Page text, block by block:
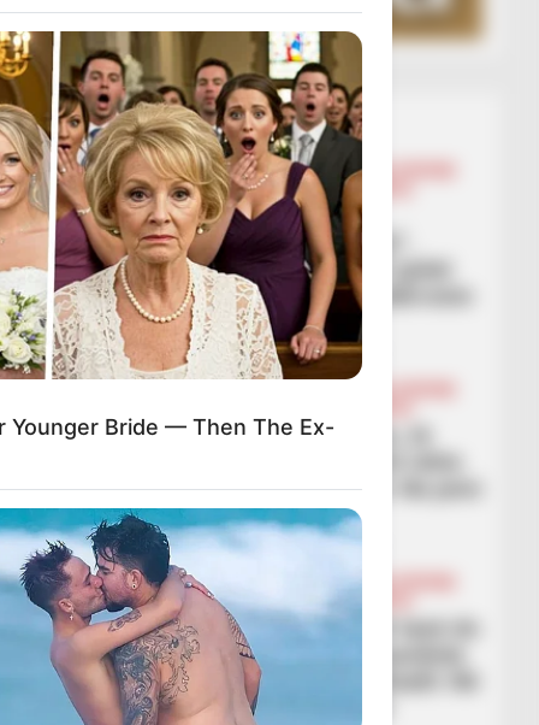
Lajmet më të lexuara
BALLINA BALLINA STATIKE BOTA STATIKE
CHAMPIONS LEAGUE
FUTBOLL BOTA
“Kisha kohë që nuk
argëtohesha kaq shumë”,
Valverde pasi i shënoi 3 golat
Sitit: Të gjithë do ta ëndërronin
një natë të tillë
March 12, 2026 Sport Ekspres
“Askush nuk besoi te ne, të
City”, Arbeloa krenohet: Ne jemi
Real Madridi
March 12, 2026 Sport Ekspres
BALLINA
BOTA STATIKE
CHAMPIONS LEAGUE
FUTBOLL BOTA
“Jam i bindur që tifozët tanë do
të vijnë në stadium”, Guardiola
beson te përmbysja e Realit: Në
futboll kurrë nuk i dihet
Younger Bride — Then The Ex-